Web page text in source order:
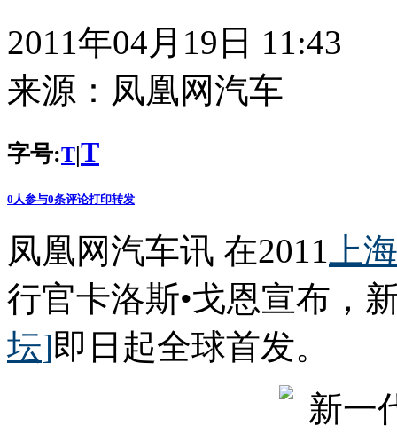
2011年04月19日 11:43
来源： 凤凰网汽车
字号:T|T
0 人参与0条评论打印转发
凤凰网汽车讯 在2011 上
行官卡洛斯•戈恩宣布，
坛]即日起全球首发。